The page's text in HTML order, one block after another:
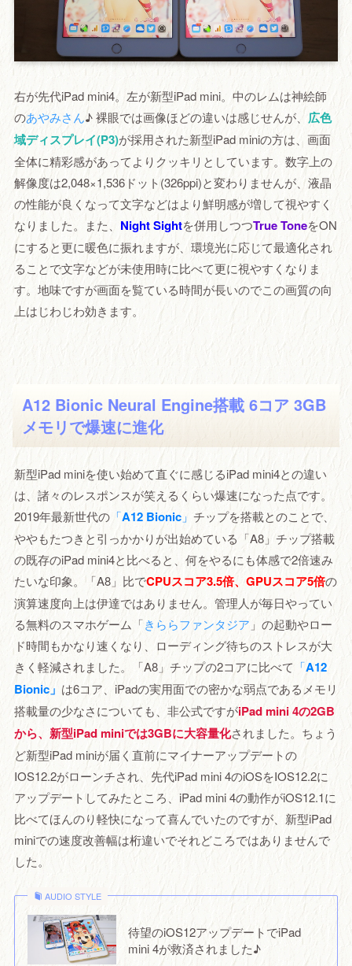
右が先代iPad mini4。左が新型iPad mini。中のレムは神絵師
のあやみさん♪ 裸眼では画像ほどの違いは感じせんが、 広色
域ディスプレイ(P3)が採用された新型iPad miniの方は、画面
全体に精彩感があってよりクッキリとしています。数字上の
解像度は2,048×1,536ドット(326ppi)と変わりませんが、液晶
の性能が良くなって文字などはより鮮明感が増して視やすく
なりました。また、 Night Sightを併用しつつTrue ToneをON
にすると更に暖色に振れますが、環境光に応じて最適化され
ることで文字などが未使用時に比べて更に視やすくなりま
す。地味ですが画面を覧ている時間が長いのでこの画質の向
上はじわじわ効きます。
A12 Bionic Neural Engine搭載 6コア 3GB
メモリで爆速に進化
新型iPad miniを使い始めて直ぐに感じるiPad mini4との違い
は、諸々のレスポンスが笑えるくらい爆速になった点です。
2019年最新世代の「A12 Bionic」 チップを搭載とのことで、
ややもたつきと引っかかりが出始めている「A8」チップ搭載
の既存のiPad mini4と比べると、何をやるにも体感で2倍速み
たいな印象。「A8」比でCPUスコア3.5倍、GPUスコア5倍の
演算速度向上は伊達ではありません。管理人が毎日やってい
る無料のスマホゲーム「きららファンタジア 」の起動やロー
ド時間もかなり速くなり、ローディング待ちのストレスが大
きく軽減されました。「A8」チップの2コアに比べて 「A12
Bionic」 は6コア、iPadの実用面での密かな弱点であるメモリ
搭載量の少なさについても、非公式ですがiPad mini 4の2GB
から、新型iPad miniでは3GBに大容量化されました。ちょう
ど新型iPad miniが届く直前にマイナーアップデートの
IOS12.2がローンチされ、先代iPad mini 4のiOSをIOS12.2に
アップデートしてみたところ、iPad mini 4の動作がiOS12.1に
比べてほんのり軽快になって喜んでいたのですが、新型iPad
miniでの速度改善幅は桁違いでそれどころではありませんで
した。
AUDIO STYLE
待望のiOS12アップデートでiPad
mini 4が救済されました♪